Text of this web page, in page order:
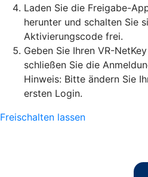
Laden Sie die Freigabe-
herunter und schalten Sie
Aktivierungscode frei.
Geben Sie Ihren VR-
schließen Sie die
Hinweis: Bitte ändern Sie
ersten Login.
Freischalten lassen